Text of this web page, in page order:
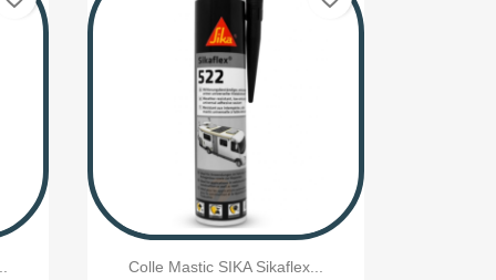
Aperçu rapide
Colle Mastic SIKA Sikaflex...